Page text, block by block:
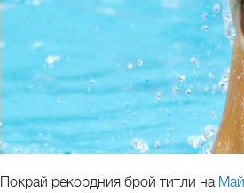
Покрай рекордния брой титли на